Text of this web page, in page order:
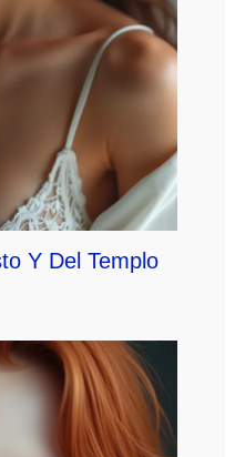
Y Del Templo